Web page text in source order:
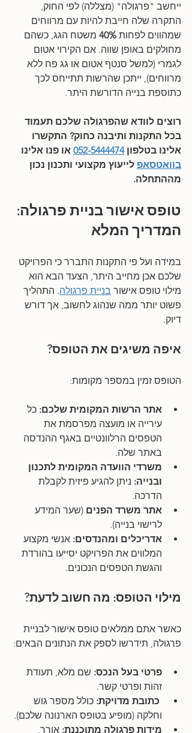
ייחשב "פרגולה" (מצללה) לפי החוק,
התקרה שלה חייבת להיות עם מרווחים
שמהווים לפחות 40% משטח הגג, כשהם
מחולקים באופן שווה. אם הקירוי אטום
לגמרי (למשל סנטף אטום או גג פח ללא
מרווחים), ייתכן שהרשות תתייחס לכך
כתוספת בנייה הדורשת היתר.
רוצים לוודא שהפרגולה שלכם תעמוד
בכל התקנות ותיבנה כחוק? התקשרו
אלינו בטלפון 052-5444474 או פנו אלינו
בוואטסאפ לייעוץ מקצועי ותכנון נכון
מההתחלה.
טופס אישור בניית פרגולה:
המדריך המלא
במידה ועל פי התקנות התברר כי הפרויקט
שלכם אכן מחייב היתר, הצעד הבא הוא
מילוי טופס אישור בניית פרגולה. התהליך
פשוט יותר ממה שנהוג לחשוב, אך דורש
דיוק.
איפה משיגים את הטופס?
הטופס זמין במספר מקומות:
אתר הרשות המקומית שלכם: כל
עירייה או מועצה מפרסמת את
הטפסים הרלוונטיים באגף ההנדסה
באתר שלה.
משרדי הוועדה המקומית לתכנון
ובנייה: ניתן להגיע פיזית לקבלת
הדרכה.
אתר משרד הפנים (שער המידע
לרישוי בנייה).
אדריכלים ומהנדסים: אנשי מקצוע
המלווים את הפרויקט יסייעו בהורדת
והגשת הטפסים הנכונים.
מילוי הטופס: מה חשוב לדעת?
כאשר אתם ממלאים טופס אישור לבניית
פרגולה, תידרשו לספק את הנתונים הבאים:
פרטי בעל הנכס: שם מלא, תעודת
זהות ופרטי קשר.
כתובת מדויקת: כולל מספר גוש
וחלקה (מופיע בטופס הארנונה שלכם).
מידות פרגולה מתוכננת: אורך,